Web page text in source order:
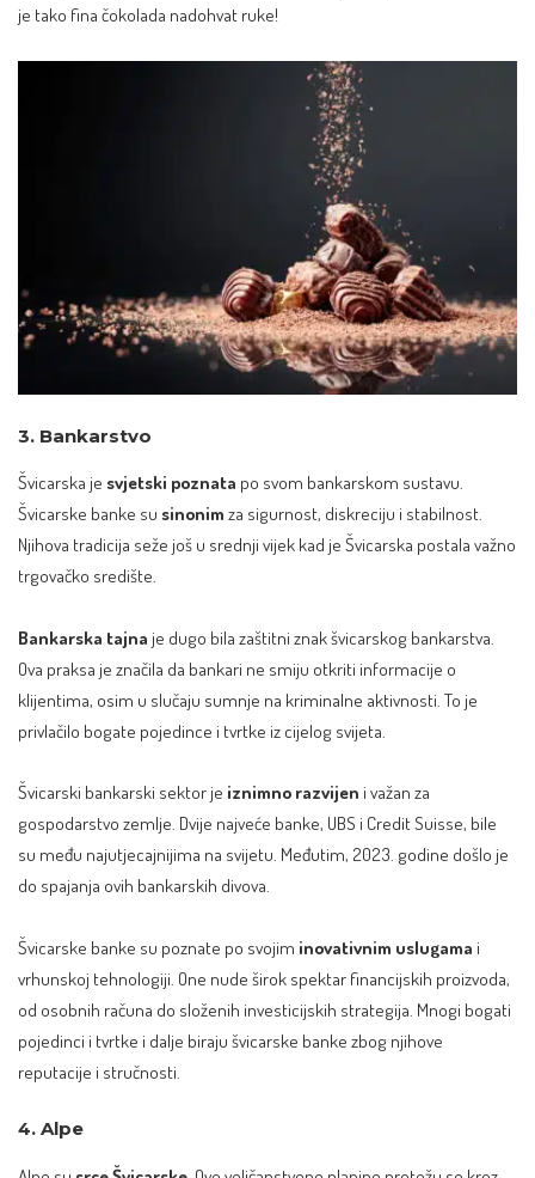
je tako fina čokolada nadohvat ruke!
3. Bankarstvo
Švicarska je svjetski poznata po svom bankarskom sustavu.
Švicarske banke su sinonim za sigurnost, diskreciju i stabilnost.
Njihova tradicija seže još u srednji vijek kad je Švicarska postala važno
trgovačko središte.
Bankarska tajna je dugo bila zaštitni znak švicarskog bankarstva.
Ova praksa je značila da bankari ne smiju otkriti informacije o
klijentima, osim u slučaju sumnje na kriminalne aktivnosti. To je
privlačilo bogate pojedince i tvrtke iz cijelog svijeta.
Švicarski bankarski sektor je iznimno razvijen i važan za
gospodarstvo zemlje. Dvije najveće banke, UBS i Credit Suisse, bile
su među najutjecajnijima na svijetu. Međutim, 2023. godine došlo je
do spajanja ovih bankarskih divova.
Švicarske banke su poznate po svojim inovativnim uslugama i
vrhunskoj tehnologiji. One nude širok spektar financijskih proizvoda,
od osobnih računa do složenih investicijskih strategija. Mnogi bogati
pojedinci i tvrtke i dalje biraju švicarske banke zbog njihove
reputacije i stručnosti.
4. Alpe